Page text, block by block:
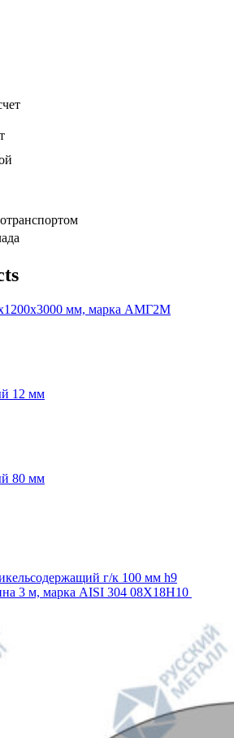
мм, марка АМГ2М
12 мм
80 мм
г/к 100 мм h9
3 м, марка AISI 304 08Х18Н10